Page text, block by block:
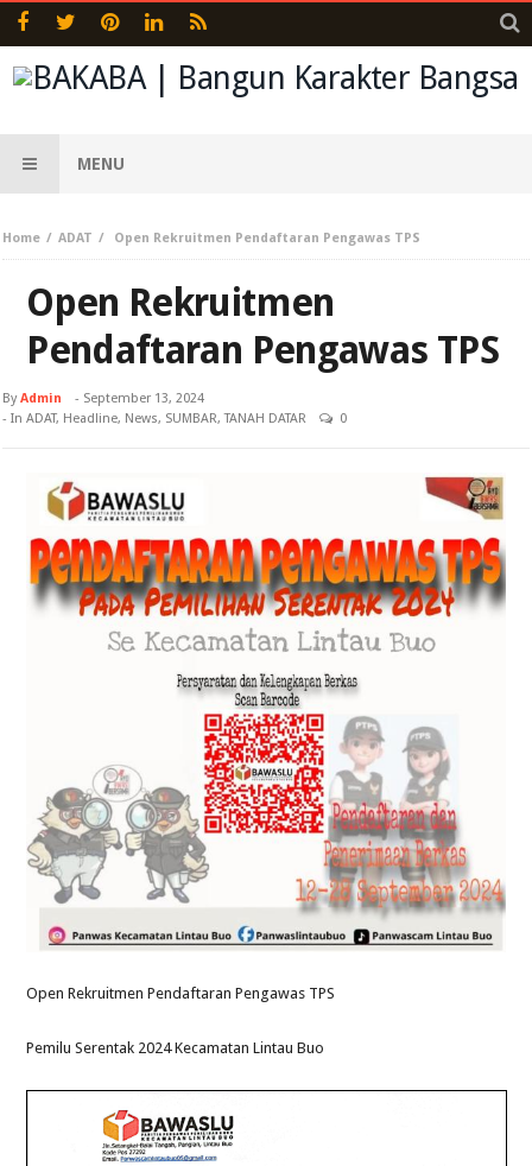
MENU
Home ADAT Open Rekruitmen Pendaftaran Pengawas TPS
Open Rekruitmen
Pendaftaran Pengawas TPS
ByAdmin - September 13, 2024
- InADAT, Headline, News, SUMBAR,TANAH DATAR 0
Open Rekruitmen Pendaftaran Pengawas TPS
Pemilu Serentak 2024 Kecamatan Lintau Buo